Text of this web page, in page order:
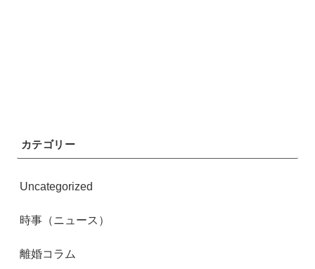
カテゴリー
Uncategorized
時事（ニュース）
離婚コラム